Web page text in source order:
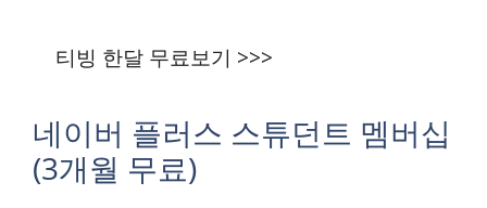
티빙 한달 무료보기 >>>
네이버 플러스 스튜던트 멤버십
(3개월 무료)